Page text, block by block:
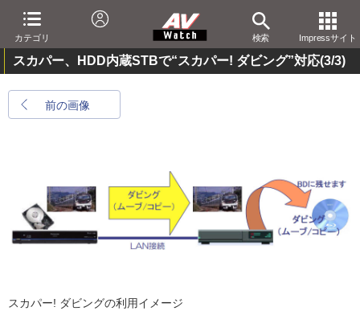
カテゴリ 検索 Impressサイト
スカパー、HDD内蔵STBで“スカパー! ダビング”対応(3/3)
前の画像
スカパー! ダビングの利用イメージ